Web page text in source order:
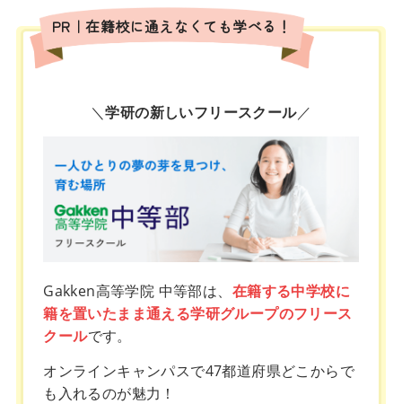
PR｜在籍校に通えなくても学べる！
＼学研の新しいフリースクール／
Gakken高等学院 中等部は、 在籍する中学校に
籍を置いたまま通える学研グループのフリース
クールです。
オンラインキャンパスで47都道府県どこからで
も入れるのが魅力！